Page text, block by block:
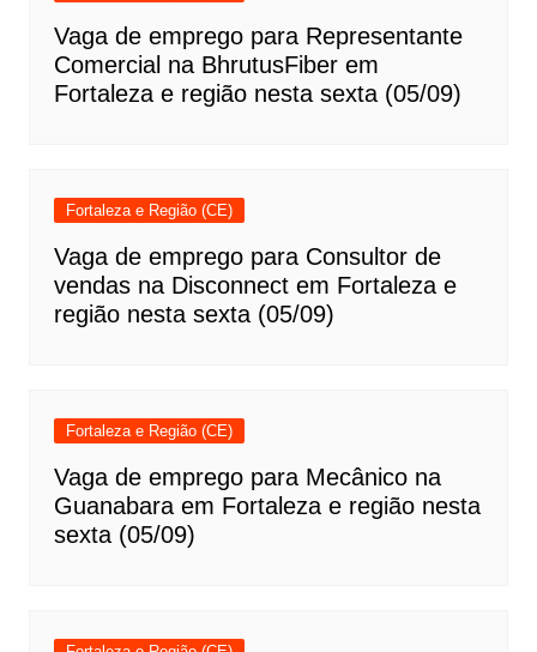
Vaga de emprego para Representante
Comercial na BhrutusFiber em
Fortaleza e região nesta sexta (05/09)
Fortaleza e Região (CE)
Vaga de emprego para Consultor de
vendas na Disconnect em Fortaleza e
região nesta sexta (05/09)
Fortaleza e Região (CE)
Vaga de emprego para Mecânico na
Guanabara em Fortaleza e região nesta
sexta (05/09)